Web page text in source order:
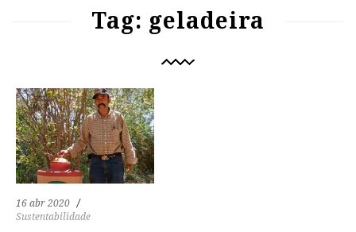
Tag: geladeira
16 abr 2020
Sustentabilidade